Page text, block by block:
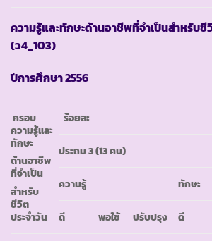
ความรู้และทักษะด้านอาชีพที่จำเป็นสำหรับชี
(ว4_103)
ปีการศึกษา2556
กรอบ
ความรู้และ
ทักษะ
ด้านอาชีพ
ที่จำเป็น
สำหรับ
ชีวิต
ประจำวัน
ร้อยละ
ประถม3 (13 คน)
ความรู้ ทักษะ
ดี พอใช้ ปรับปรุง ดี